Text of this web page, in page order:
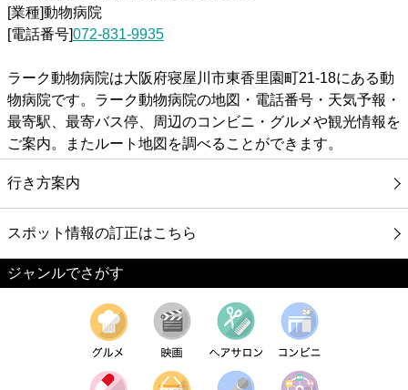
[業種]動物病院
[電話番号]072-831-9935
ラーク動物病院は大阪府寝屋川市東香里園町21-18にある動
物病院です。ラーク動物病院の地図・電話番号・天気予報・
最寄駅、最寄バス停、周辺のコンビニ・グルメや観光情報を
ご案内。またルート地図を調べることができます。
行き方案内
スポット情報の訂正はこちら
ジャンルでさがす